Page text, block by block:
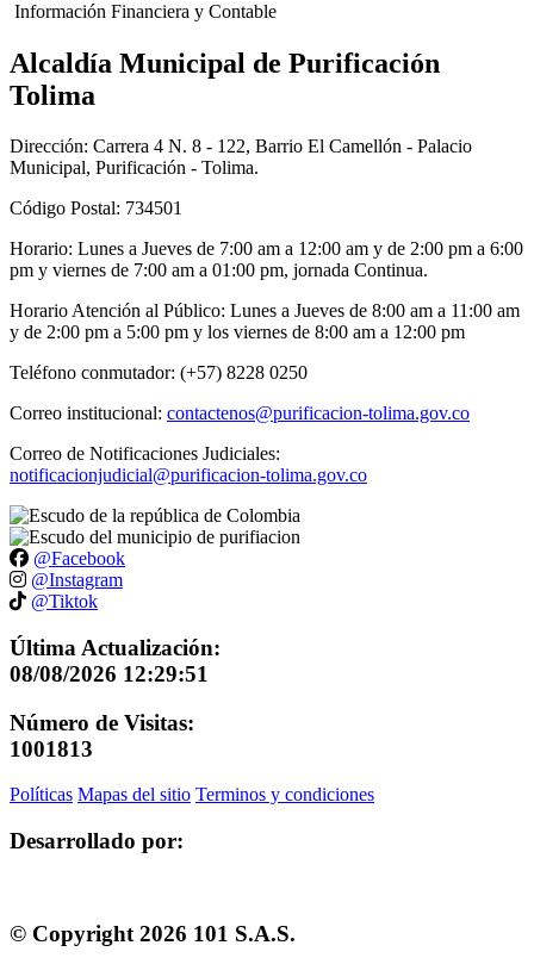
Información Financiera y Contable
Alcaldía Municipal de Purificación
Tolima
Dirección: Carrera 4 N. 8 - 122, Barrio El Camellón - Palacio
Municipal, Purificación - Tolima.
Código Postal: 734501
Horario: Lunes a Jueves de 7:00 am a 12:00 am y de 2:00 pm a 6:00
pm y viernes de 7:00 am a 01:00 pm, jornada Continua.
Horario Atención al Público: Lunes a Jueves de 8:00 am a 11:00 am
y de 2:00 pm a 5:00 pm y los viernes de 8:00 am a 12:00 pm
Teléfono conmutador: (+57) 8228 0250
Correo institucional: contactenos@purificacion-tolima.gov.co
Correo de Notificaciones Judiciales:
notificacionjudicial@purificacion-tolima.gov.co
@Facebook
@Instagram
@Tiktok
Última Actualización:
08/08/2026 12:29:51
Número de Visitas:
1001813
Políticas Mapas del sitio Terminos y condiciones
Desarrollado por:
© Copyright 2026 101 S.A.S.